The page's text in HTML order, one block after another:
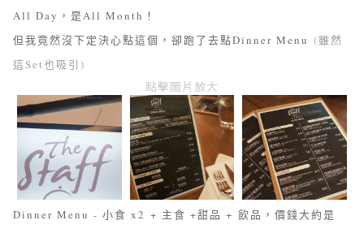
All Day，是All Month！
但我竟然沒下定決心點這個，卻跑了去點Dinner Menu (雖然
這Set也吸引)
點擊圖片放大
Dinner Menu - 小食 x2 + 主食 +甜品 + 飲品，價錢大約是